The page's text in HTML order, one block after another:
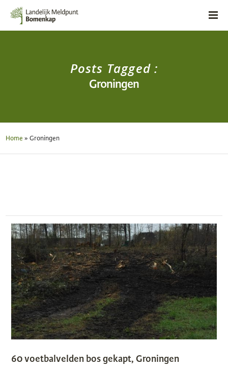
Posts Tagged :
Groningen
Home »Groningen
60 voetbalvelden bos gekapt, Groningen